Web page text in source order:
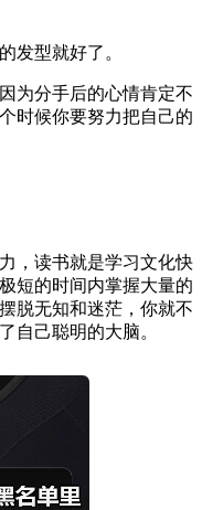
发型就好了。
为分手后的心情肯定不
时候你要努力把自己的
，读书就是学习文化快
短的时间内掌握大量的
脱无知和迷茫，你就不
自己聪明的大脑。